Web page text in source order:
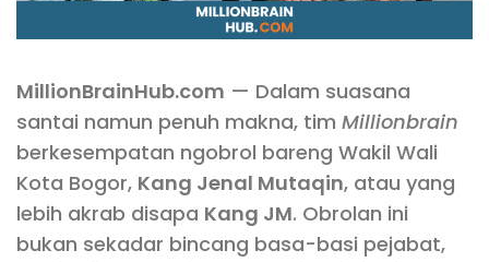
MillionBrainHub.com — Dalam suasana
santai namun penuh makna, tim Millionbrain
berkesempatan ngobrol bareng Wakil Wali
Kota Bogor, Kang Jenal Mutaqin, atau yang
lebih akrab disapa Kang JM. Obrolan ini
bukan sekadar bincang basa-basi pejabat,